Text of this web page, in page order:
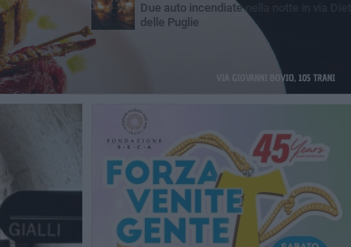
Due auto incendiate nella notte in via Dieta
delle Puglie